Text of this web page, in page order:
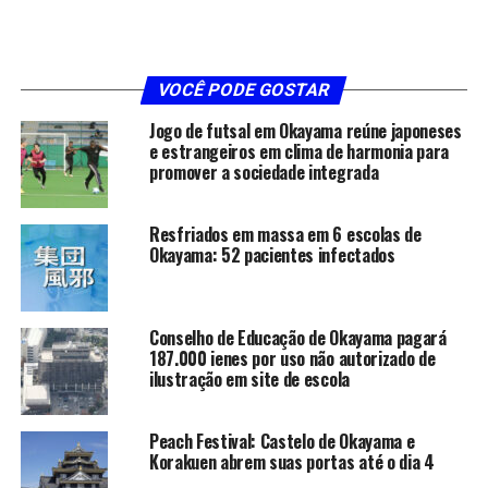
VOCÊ PODE GOSTAR
Jogo de futsal em Okayama reúne japoneses
e estrangeiros em clima de harmonia para
promover a sociedade integrada
Resfriados em massa em 6 escolas de
Okayama: 52 pacientes infectados
Conselho de Educação de Okayama pagará
187.000 ienes por uso não autorizado de
ilustração em site de escola
Peach Festival: Castelo de Okayama e
Korakuen abrem suas portas até o dia 4